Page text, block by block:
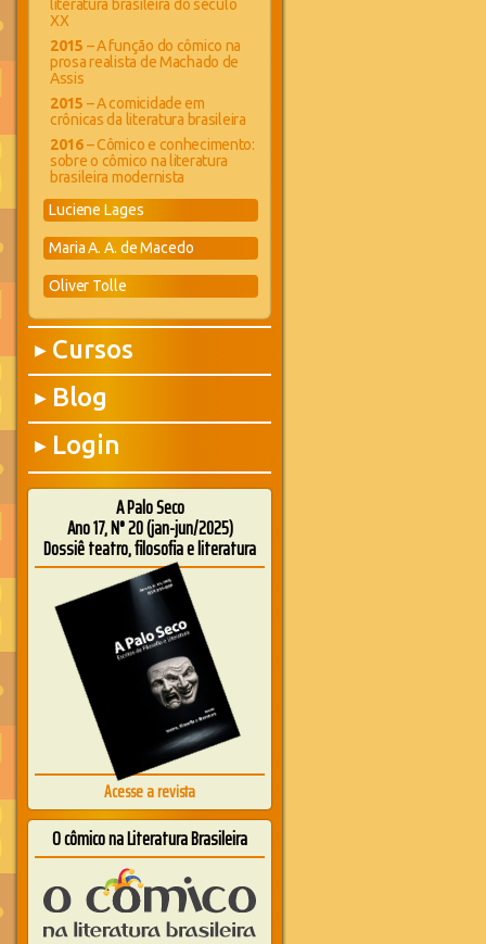
literatura brasileira do século
XX
2015 – A função do cômico na
prosa realista de Machado de
Assis
2015 – A comicidade em
crônicas da literatura brasileira
2016– Cômico e conhecimento:
sobre o cômico na literatura
brasileira modernista
Luciene Lages
Maria A. A. de Macedo
Oliver Tolle
▶ Cursos
▶ Blog
▶ Login
A Palo Seco
Ano 17, N° 20 (jan-jun/2025)
Dossiê teatro, filosofia e literatura
Acesse a revista
O cômico na Literatura Brasileira